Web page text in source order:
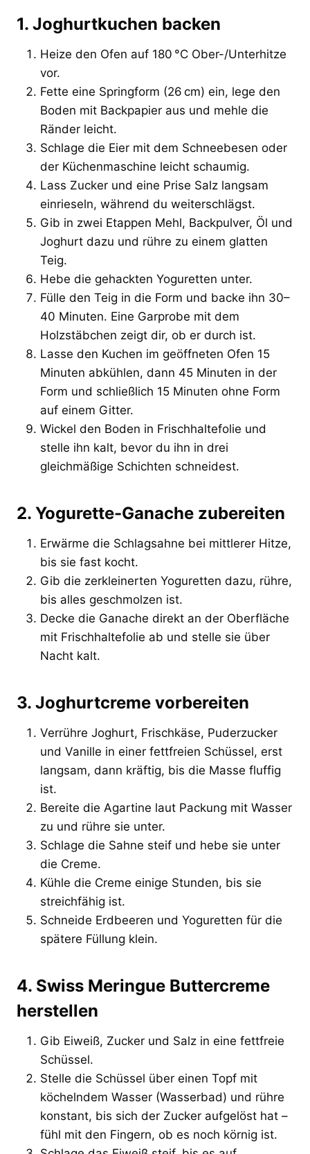
1. Joghurtkuchen backen
Heize den Ofen auf 180 °C Ober-/Unterhitze
vor.
Fette eine Springform (26 cm) ein, lege den
Boden mit Backpapier aus und mehle die
Ränder leicht.
Schlage die Eier mit dem Schneebesen oder
der Küchenmaschine leicht schaumig.
Lass Zucker und eine Prise Salz langsam
einrieseln, während du weiterschlägst.
Gib in zwei Etappen Mehl, Backpulver, Öl und
Joghurt dazu und rühre zu einem glatten
Teig.
Hebe die gehackten Yoguretten unter.
Fülle den Teig in die Form und backe ihn 30–
40 Minuten. Eine Garprobe mit dem
Holzstäbchen zeigt dir, ob er durch ist.
Lasse den Kuchen im geöffneten Ofen 15
Minuten abkühlen, dann 45 Minuten in der
Form und schließlich 15 Minuten ohne Form
auf einem Gitter.
Wickel den Boden in Frischhaltefolie und
stelle ihn kalt, bevor du ihn in drei
gleichmäßige Schichten schneidest.
2. Yogurette-Ganache zubereiten
Erwärme die Schlagsahne bei mittlerer Hitze,
bis sie fast kocht.
Gib die zerkleinerten Yoguretten dazu, rühre,
bis alles geschmolzen ist.
Decke die Ganache direkt an der Oberfläche
mit Frischhaltefolie ab und stelle sie über
Nacht kalt.
3. Joghurtcreme vorbereiten
Verrühre Joghurt, Frischkäse, Puderzucker
und Vanille in einer fettfreien Schüssel, erst
langsam, dann kräftig, bis die Masse fluffig
ist.
Bereite die Agartine laut Packung mit Wasser
zu und rühre sie unter.
Schlage die Sahne steif und hebe sie unter
die Creme.
Kühle die Creme einige Stunden, bis sie
streichfähig ist.
Schneide Erdbeeren und Yoguretten für die
spätere Füllung klein.
4. Swiss Meringue Buttercreme
herstellen
Gib Eiweiß, Zucker und Salz in eine fettfreie
Schüssel.
Stelle die Schüssel über einen Topf mit
köchelndem Wasser (Wasserbad) und rühre
konstant, bis sich der Zucker aufgelöst hat –
fühl mit den Fingern, ob es noch körnig ist.